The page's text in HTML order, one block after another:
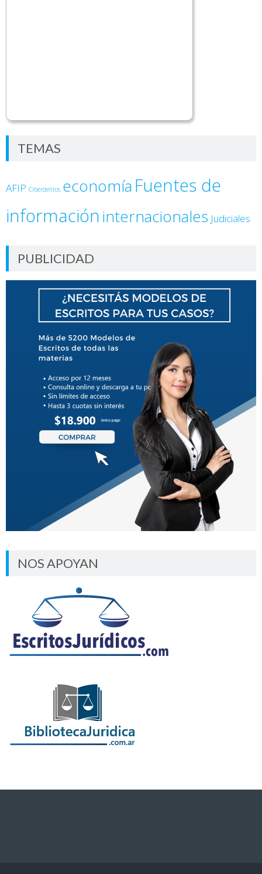
TEMAS
AFIP Ciberdelitos economía Fuentes de
informacióninternacionales Judiciales
PUBLICIDAD
NOS APOYAN